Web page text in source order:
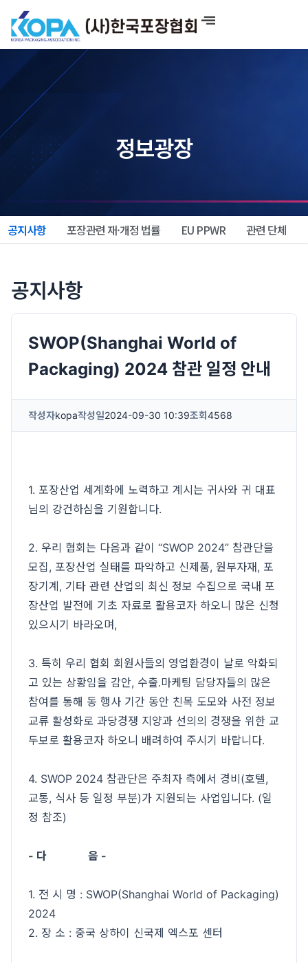
너
정보광장
공지사항 포장관련 재·개정 법률 EU PPWR 관련 단체
공지사항
SWOP(Shanghai World of
Packaging) 2024 참관 일정 안내
작성자kopa작성일2024-09-30 10:39조회 4568
1. 포장산업 세계화에 노력하고 계시는 귀사와 귀 대표
님의 강건하심을 기원합니다.
2. 우리 협회는 다음과 같이 “SWOP 2024” 참관단을
모집, 포장산업 실태를 파악하고 신제품, 원부자재, 포
장기계, 기타 관련 산업의 최신 정보 수집으로 국내 포
장산업 발전에 기초 자료로 활용코자 하오니 많은 신청
있으시기 바라오며,
3. 특히 우리 협회 회원사들의 영업환경이 날로 악화되
고 있는 상황임을 감안, 수출․마케팅 담당자들의 많은
참여를 통해 동 행사 기간 동안 친목 도모와 사전 정보
교류 활성화로 과당경쟁 지양과 선의의 경쟁을 위한 교
두보로 활용코자 하오니 배려하여 주시기 바랍니다.
4. SWOP 2024 참관단은 주최자 측에서 경비(호텔,
교통, 식사 등 일정 부분)가 지원되는 사업입니다. (일
정 참조)
- 다 음 -
1. 전 시 명 : SWOP(Shanghai World of Packaging)
2024
2. 장 소 : 중국 상하이 신국제 엑스포 센터